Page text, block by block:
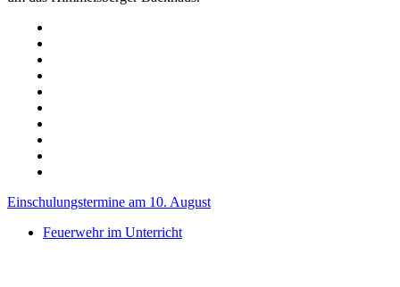
Einschulungstermine am 10. August
Feuerwehr im Unterricht